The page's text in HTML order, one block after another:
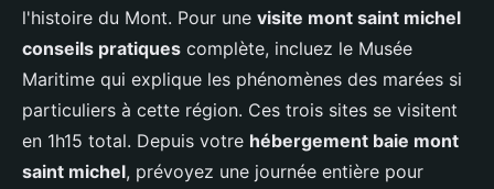
l'histoire du Mont. Pour une visite mont saint michel
conseils pratiques complète, incluez le Musée
Maritime qui explique les phénomènes des marées si
particuliers à cette région. Ces trois sites se visitent
en 1h15 total. Depuis votre hébergement baie mont
saint michel, prévoyez une journée entière pour